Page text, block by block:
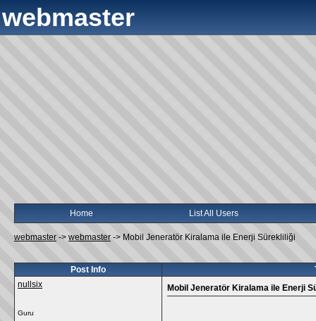
webmaster
Home List All Users
webmaster -> webmaster -> Mobil Jeneratör Kiralama ile Enerji Sürekliliği
Post Info
nullsix
Guru
Mobil Jeneratör Kiralama ile Enerji